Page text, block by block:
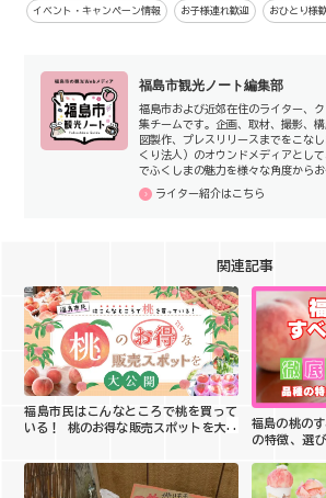
イベント・キャンペーン情報 お子様連れ歓迎 おひとり様
福島市観光ノート編集部
福島市および近郊在住のライター、
集チームです。企画、取材、撮影、
図製作、プレスリリースまでをこなし
くり法人）のオウンドメディアとし
でふくしまの魅力を様々な角度からお
ライター紹介はこちら
関連記事
福島市民はこんなところで桃を買って
いる！ 桃のお得な販売スポットを大公
福島の桃の
の特徴、選